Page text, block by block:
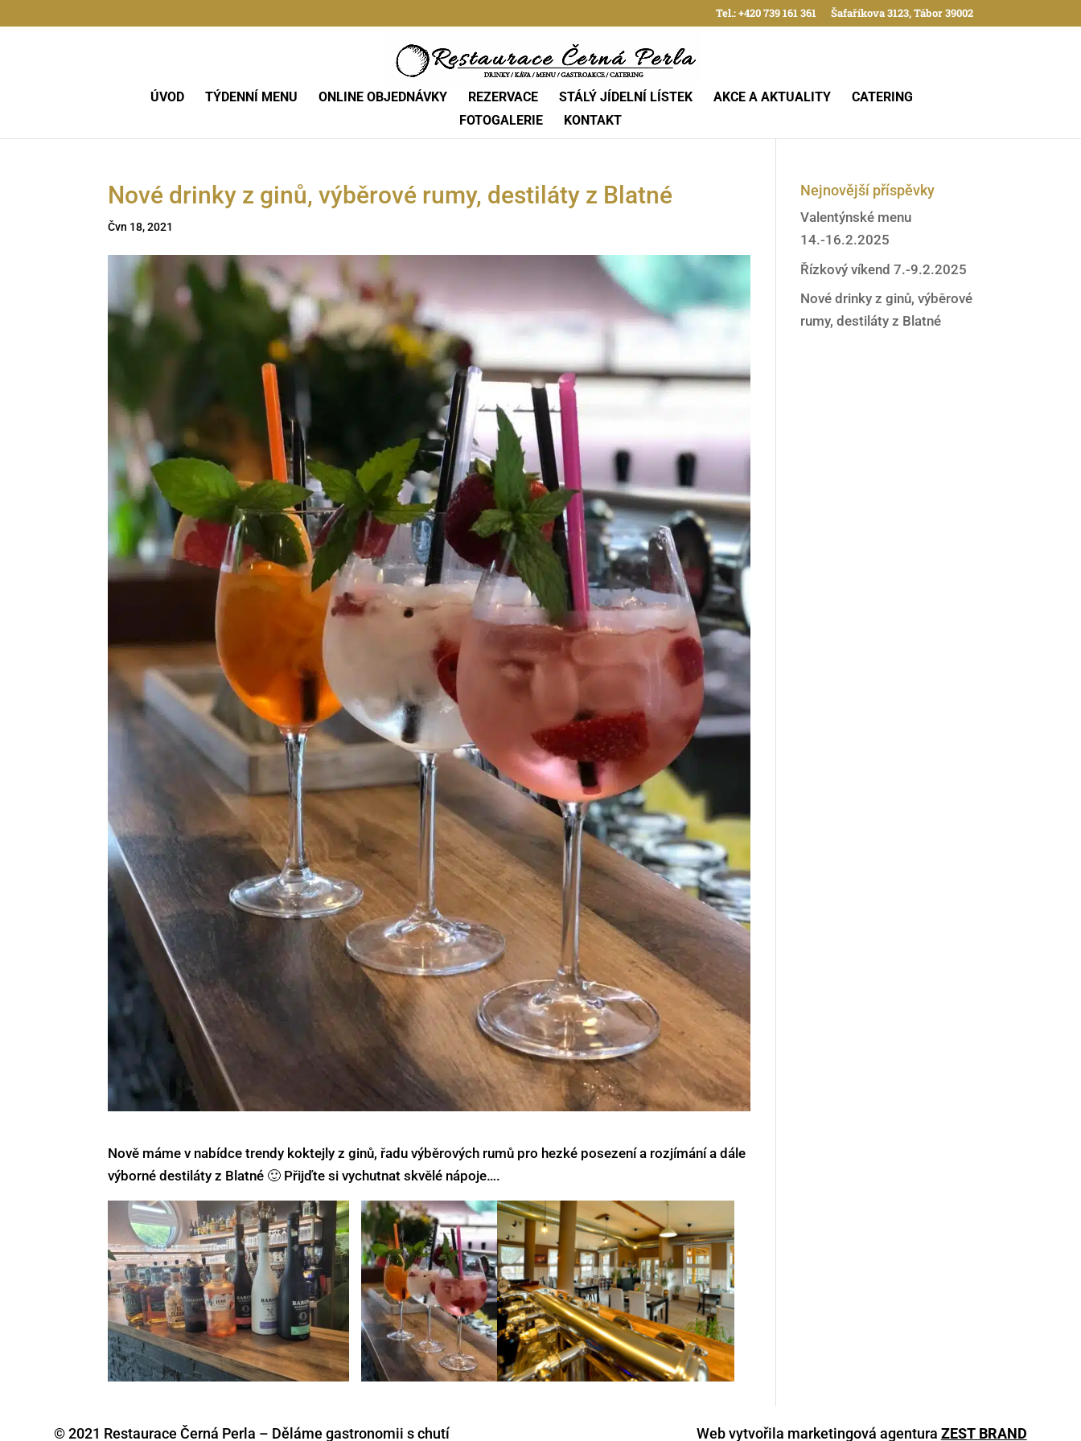
Tel.: +420 739 161 361 Šafaříkova 3123, Tábor 39002
ÚVOD TÝDENNÍ MENU ONLINE OBJEDNÁVKY REZERVACE STÁLÝ JÍDELNÍ LÍSTEK AKCE A AKTUALITY
CATERING
FOTOGALERIE
KONTAKT
Nové drinky z ginů, výběrové rumy, destiláty z Blatné
Čvn 18, 2021
Nově máme v nabídce trendy koktejly z ginů, řadu výběrových rumů pro hezké posezení a rozjímání a dále
výborné destiláty z Blatné 🙂 Přijďte si vychutnat skvělé nápoje….
Nejnovější příspěvky
Valentýnské menu
14.-16.2.2025
Řízkový víkend 7.-9.2.2025
Nové drinky z ginů, výběrové
rumy, destiláty z Blatné
© 2021 Restaurace Černá Perla – Děláme gastronomii s chutí Web vytvořila marketingová agentura ZEST BRAND